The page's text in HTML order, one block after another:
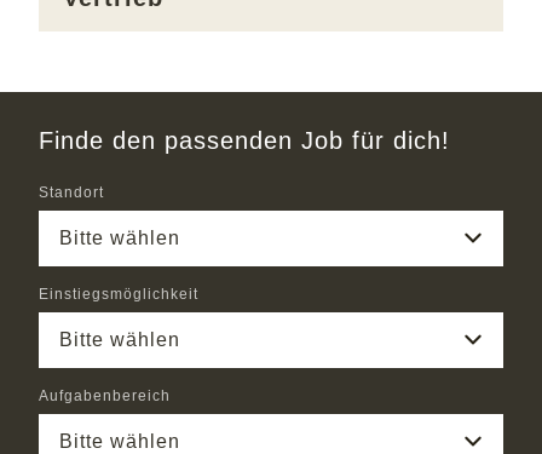
Finde den passenden Job für dich!
Standort
Bitte wählen
Einstiegsmöglichkeit
Bitte wählen
Aufgabenbereich
Bitte wählen